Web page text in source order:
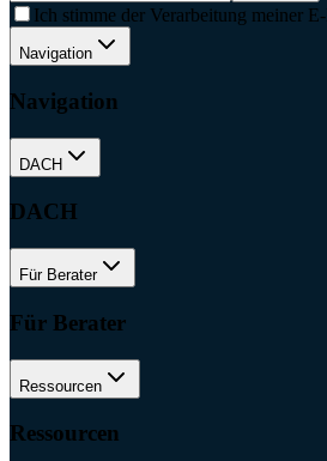
Ich stimme der Verarbeitung meiner
Navigation
Navigation
DACH
DACH
Für Berater
Für Berater
Ressourcen
Ressourcen